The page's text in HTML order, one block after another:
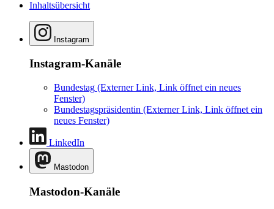
Inhaltsübersicht
Instagram
Instagram-Kanäle
Bundestag (Externer Link, Link öffnet ein neues
Fenster)
Bundestagspräsidentin (Externer Link, Link öffnet ein
neues Fenster)
LinkedIn
Mastodon
Mastodon-Kanäle